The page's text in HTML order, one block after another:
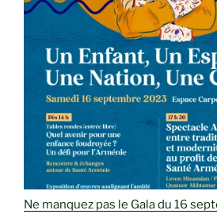
Ne manquez pas le Gala du 16